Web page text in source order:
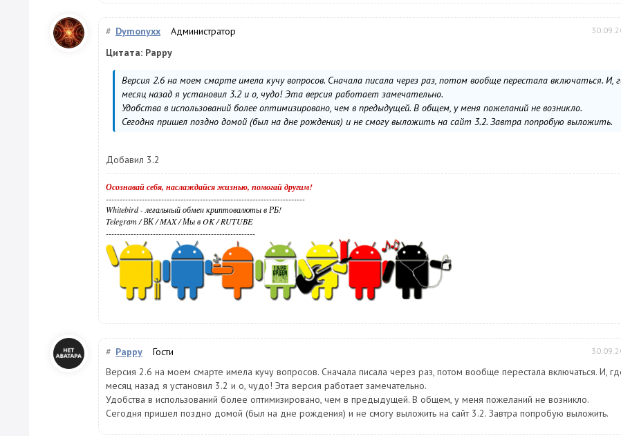
# Dymonyxx Администратор
Цитата: Pappy
Версия 2.6 на моем смарте имела кучу вопросов. Сначала писала через раз, потом вообще перестала включаться. И,
месяц назад я установил 3.2 и о, чудо! Эта версия работает замечательно.
Удобства в использований более оптимизировано, чем в предыдущей. В общем, у меня пожеланий не возникло.
Сегодня пришел поздно домой (был на дне рождения) и не смогу выложить на сайт 3.2. Завтра попробую выложить.
Добавил 3.2
Осознавай себя, наслаждайся жизнью, помогай другим!
------------------------------------------------------------------------
Whitebird - легальный обмен криптовалюты в РБ!
Telegram/ВК/MAX/Мы в OK/RUTUBE
------------------------------------------------------
# Pappy Гости
Версия 2.6 на моем смарте имела кучу вопросов. Сначала писала через раз, потом вообще перестала включаться. И,
месяц назад я установил 3.2 и о, чудо! Эта версия работает замечательно.
Удобства в использований более оптимизировано, чем в предыдущей. В общем, у меня пожеланий не возникло.
Сегодня пришел поздно домой (был на дне рождения) и не смогу выложить на сайт 3.2. Завтра попробую выложить.